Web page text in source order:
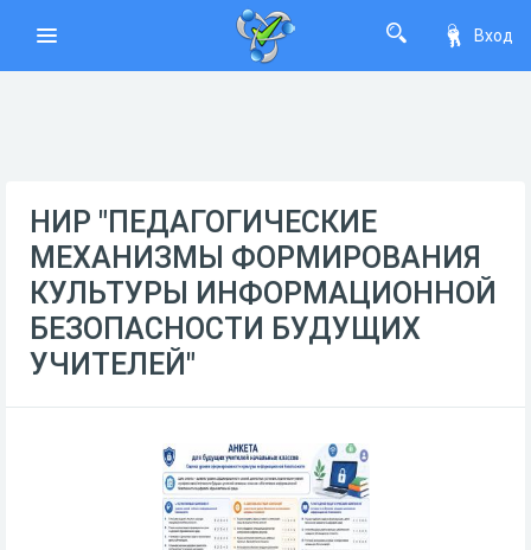
Вход
НИР "ПЕДАГОГИЧЕСКИЕ
МЕХАНИЗМЫ ФОРМИРОВАНИЯ
КУЛЬТУРЫ ИНФОРМАЦИОННОЙ
БЕЗОПАСНОСТИ БУДУЩИХ
УЧИТЕЛЕЙ"